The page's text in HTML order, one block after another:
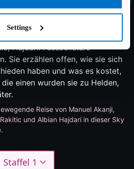
Settings
2026 1 Staffel
Hajdari: Fussballstars
Sie erzählen offen, wie sie sich
haben und was es kostet,
einen wurden sie zu Helden,
Reise von Manuel Akanji,
und Albian Hajdari in dieser Sky
Staffel 1